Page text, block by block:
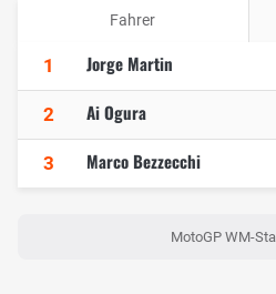
Fahrer
1 Jorge Martin
2 Ai Ogura
3 Marco Bezzecchi
MotoGP WM-